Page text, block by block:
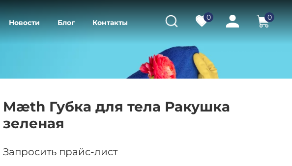
Новости Блог Контакты
0 0
Mæth Губка для тела Ракушка
зеленая
Запросить прайс-лист